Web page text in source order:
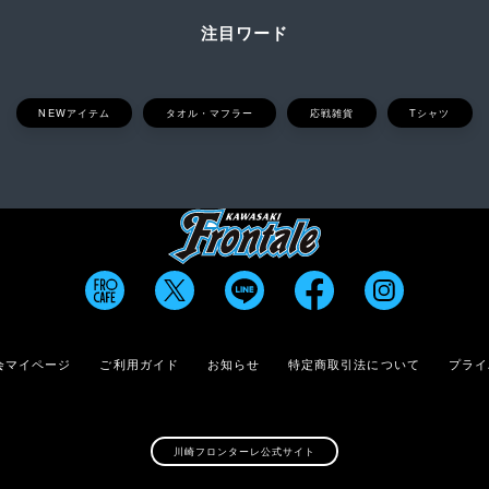
注目ワード
NEWアイテム タオル・マフラー 応戦雑貨 Tシャツ
マイページ ご利用ガイド お知らせ 特定商取引法について プラ
川崎フロンターレ公式サイト